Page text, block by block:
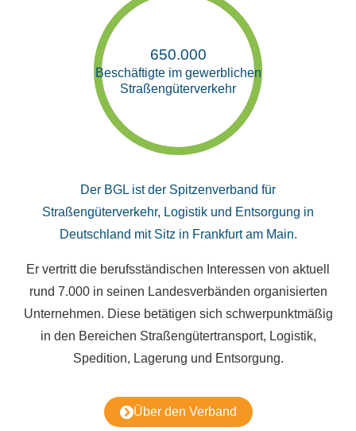
650.000
Beschäftigte im gewerblichen
Straßengüterverkehr
Der BGL ist der Spitzenverband für
Straßengüterverkehr, Logistik und Entsorgung in
Deutschland mit Sitz in Frankfurt am Main.
Er vertritt die berufsständischen Interessen von aktuell
rund 7.000 in seinen Landesverbänden organisierten
Unternehmen. Diese betätigen sich schwerpunktmäßig
in den Bereichen Straßengütertransport, Logistik,
Spedition, Lagerung und Entsorgung.
Über den Verband